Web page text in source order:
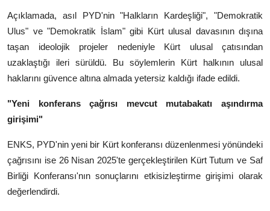
Açıklamada, asıl PYD'nin "Halkların Kardeşliği", "Demokratik
Ulus" ve "Demokratik İslam" gibi Kürt ulusal davasının dışına
taşan ideolojik projeler nedeniyle Kürt ulusal çatısından
uzaklaştığı ileri sürüldü. Bu söylemlerin Kürt halkının ulusal
haklarını güvence altına almada yetersiz kaldığı ifade edildi.
"Yeni konferans çağrısı mevcut mutabakatı aşındırma
girişimi"
ENKS, PYD'nin yeni bir Kürt konferansı düzenlenmesi yönündeki
çağrısını ise 26 Nisan 2025'te gerçekleştirilen Kürt Tutum ve Saf
Birliği Konferansı'nın sonuçlarını etkisizleştirme girişimi olarak
değerlendirdi.